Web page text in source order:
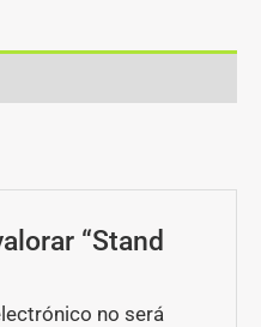
“Stand
no será